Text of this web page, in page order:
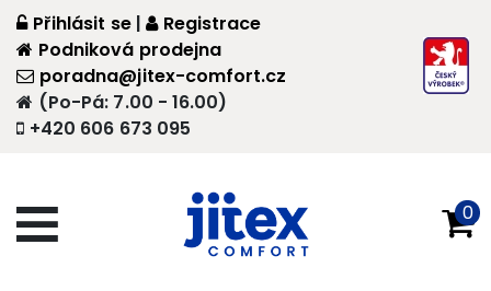
+420 606 673 095
(Po-Pá: 7.00 - 16.00)
poradna@jitex-comfort.cz
Přihlásit se |
Registrace
Podniková prodejna
0